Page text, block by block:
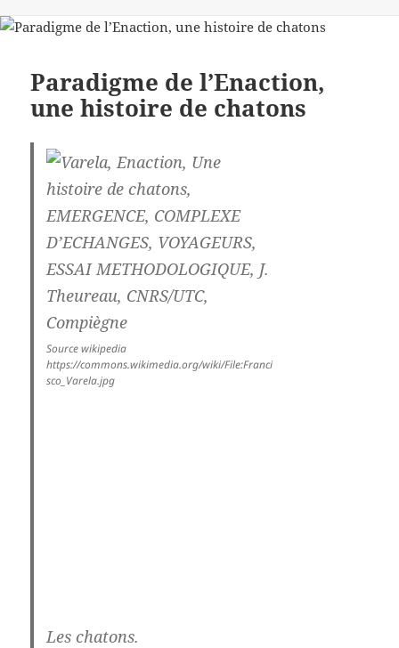
Paradigme de l’Enaction,
une histoire de chatons
Source wikipedia
https://commons.wikimedia.org/wiki/File:Franci
sco_Varela.jpg
Les chatons.